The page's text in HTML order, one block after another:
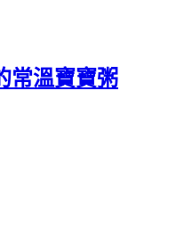
常溫寶寶粥